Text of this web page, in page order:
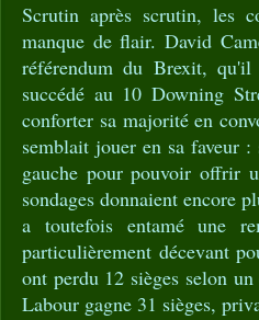
Scrutin après scrutin, les
manque de flair. David
référendum du Brexit,
succédé au 10 Downing
conforter sa majorité en
semblait jouer en sa faveur
gauche pour pouvoir offrir
sondages donnaient encore
a toutefois entamé une
particulièrement décevant
ont perdu 12 sièges selon
Labour gagne 31 sièges,